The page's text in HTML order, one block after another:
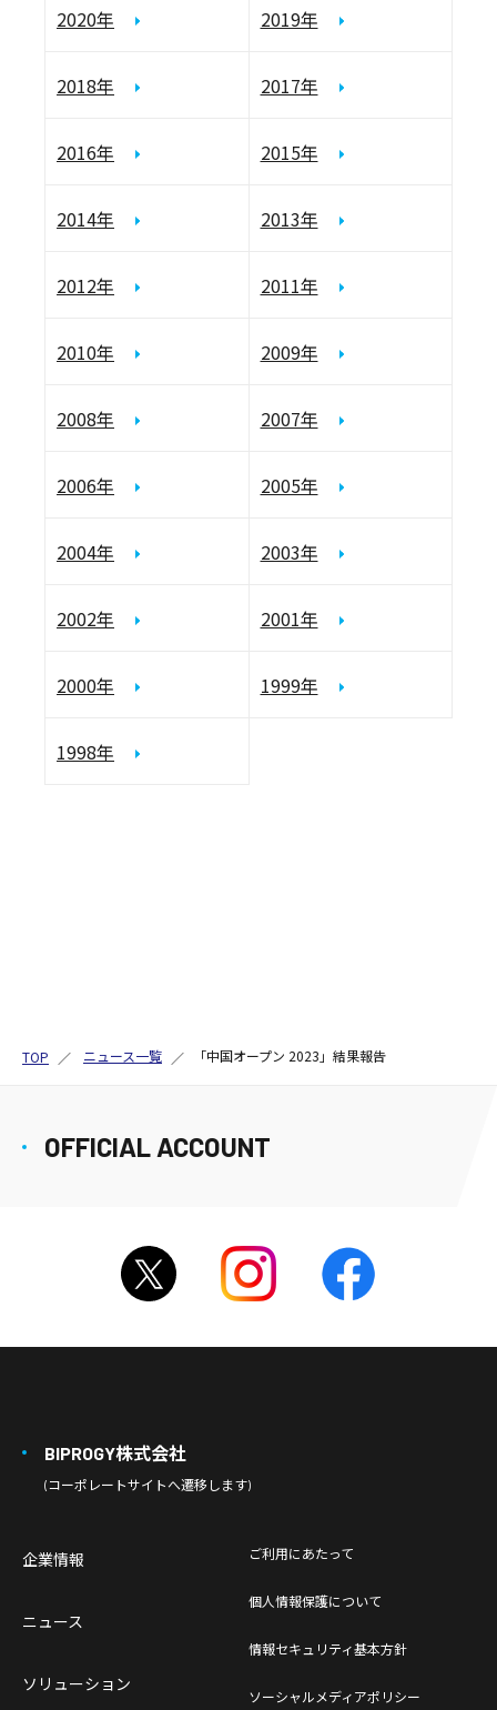
2020年 2019年
2018年 2017年
2016年 2015年
2014年 2013年
2012年 2011年
2010年 2009年
2008年 2007年
2006年 2005年
2004年 2003年
2002年 2001年
2000年 1999年
1998年
TOP ニュース一覧 「中国オープン 2023」結果報告
OFFICIAL ACCOUNT
BIPROGY株式会社
(コーポレートサイトへ遷移します)
企業情報
ニュース
ソリューション
ご利用にあたって
個人情報保護について
情報セキュリティ基本方針
ソーシャルメディアポリシー